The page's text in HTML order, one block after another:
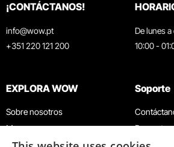
¡CONTÁCTANOS!
info@wow.pt
+351 220 121 200
De lunes
10:00 -
EXPLORA WOW
Sobre nosotros
Museos
Agenda
Soporte
Preguntas
Términos